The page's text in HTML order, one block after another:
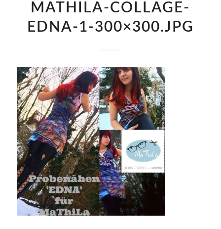
MATHILA-COLLAGE-
EDNA-1-300×300.JPG